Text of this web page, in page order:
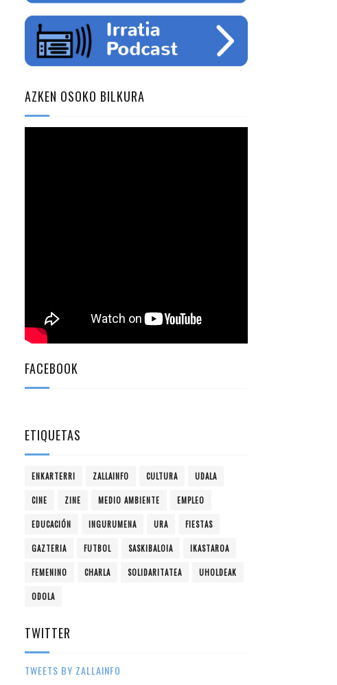
AZKEN OSOKO BILKURA
FACEBOOK
ETIQUETAS
ENKARTERRI ZALLAINFO CULTURA UDALA
CINE ZINE MEDIO AMBIENTE EMPLEO
EDUCACIÓN INGURUMENA URA FIESTAS
GAZTERIA FUTBOL SASKIBALOIA IKASTAROA
FEMENINO CHARLA SOLIDARITATEA UHOLDEAK
ODOLA
TWITTER
TWEETS BY ZALLAINFO